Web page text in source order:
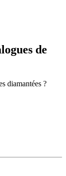
de
diamantées ?